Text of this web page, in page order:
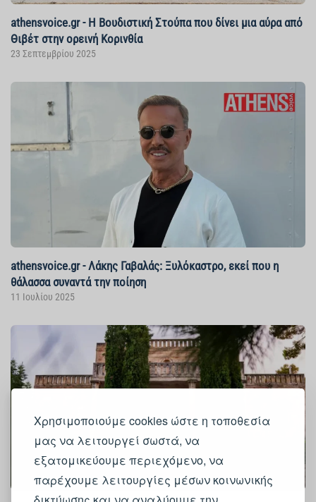
Χρησιμοποιούμε cookies ώστε η τοποθεσία
μας να λειτουργεί σωστά, να
εξατομικεύουμε περιεχόμενο, να
παρέχουμε λειτουργίες μέσων κοινωνικής
athensvoice.gr - Η Βουδιστική Στούπα που δίνει μια αύρα από
Θιβέτ στην ορεινή Κορινθία
23 Σεπτεμβρίου 2025
athensvoice.gr - Λάκης Γαβαλάς: Ξυλόκαστρο, εκεί που η
θάλασσα συναντά την ποίηση
11 Ιουλίου 2025